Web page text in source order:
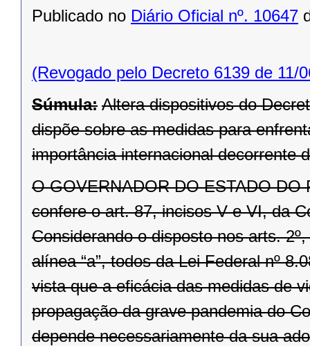
Publicado no Diário Oficial nº. 10647
(Revogado pelo Decreto 6139 de 11/
Súmula: Altera dispositivos do
dispõe sobre as medidas para
importância internacional decorrente
O GOVERNADOR DO ESTADO DO
confere o art. 87, incisos V e VI, da
Considerando o disposto nos arts.
alínea “a”, todos da Lei Federal nº
vista que a eficácia das medidas de
propagação da grave pandemia do
depende necessariamente da sua